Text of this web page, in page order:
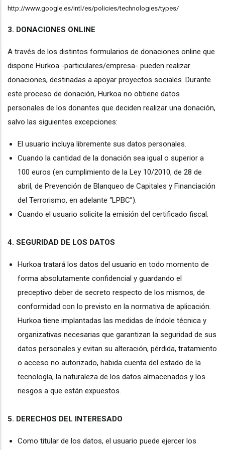
http://www.google.es/intl/es/policies/technologies/types/
3. DONACIONES ONLINE
A través de los distintos formularios de donaciones online que
dispone Hurkoa -particulares/empresa- pueden realizar
donaciones, destinadas a apoyar proyectos sociales. Durante
este proceso de donación, Hurkoa no obtiene datos
personales de los donantes que deciden realizar una donación,
salvo las siguientes excepciones:
El usuario incluya libremente sus datos personales.
Cuando la cantidad de la donación sea igual o superior a
100 euros (en cumplimiento de la Ley 10/2010, de 28 de
abril, de Prevención de Blanqueo de Capitales y Financiación
del Terrorismo, en adelante “LPBC”).
Cuando el usuario solicite la emisión del certificado fiscal.
4. SEGURIDAD DE LOS DATOS
Hurkoa tratará los datos del usuario en todo momento de
forma absolutamente confidencial y guardando el
preceptivo deber de secreto respecto de los mismos, de
conformidad con lo previsto en la normativa de aplicación.
Hurkoa tiene implantadas las medidas de índole técnica y
organizativas necesarias que garantizan la seguridad de sus
datos personales y evitan su alteración, pérdida, tratamiento
o acceso no autorizado, habida cuenta del estado de la
tecnología, la naturaleza de los datos almacenados y los
riesgos a que están expuestos.
5. DERECHOS DEL INTERESADO
Como titular de los datos, el usuario puede ejercer los